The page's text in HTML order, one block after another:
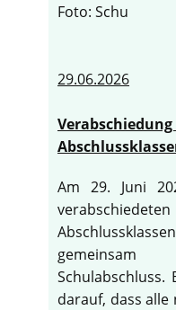
Foto: Schu
29.06.2026
Am 29. Juni
gemeinsam
darauf, dass